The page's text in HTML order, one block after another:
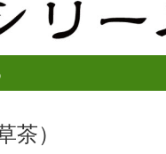
茶）